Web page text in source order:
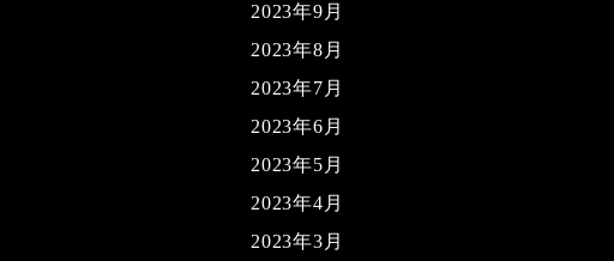
2023年9月
2023年8月
2023年7月
2023年6月
2023年5月
2023年4月
2023年3月